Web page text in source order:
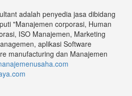
adalah penyedia jasa dibidang
"Manajemen corporasi, Human
ISO Manajemen, Marketing
aplikasi Software
manufacturing dan Manajemen